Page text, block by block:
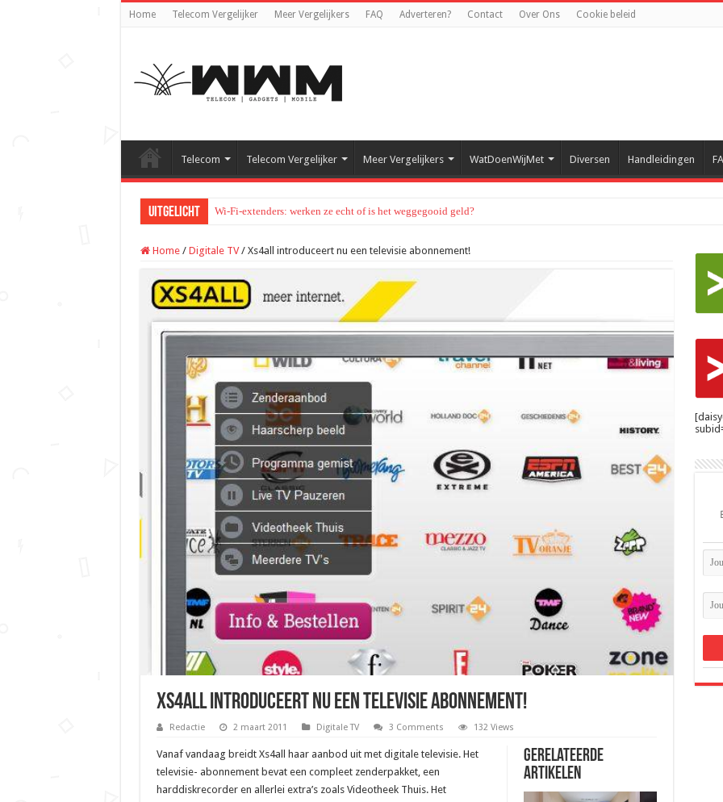
Home Telecom Vergelijker Meer Vergelijkers FAQ Adverteren? Contact Over Ons Cookie beleid
Telecom Telecom Vergelijker Meer Vergelijkers WatDoenWijMet Diversen Handleidingen
Uitgelicht Wi-Fi-extenders: werken ze echt of is het weggegooid geld?
Home / Digitale TV / Xs4all introduceert nu een televisie abonnement!
Xs4all introduceert nu een televisie abonnement!
Redactie 2 maart 2011 Digitale TV 3 Comments 132 Views
Gerelateerde
Artikelen
Vanaf vandaag breidt Xs4all haar aanbod uit met digitale televisie. Het
televisie- abonnement bevat een compleet zenderpakket, een
harddiskrecorder en allerlei extra’s zoals Videotheek Thuis. Het